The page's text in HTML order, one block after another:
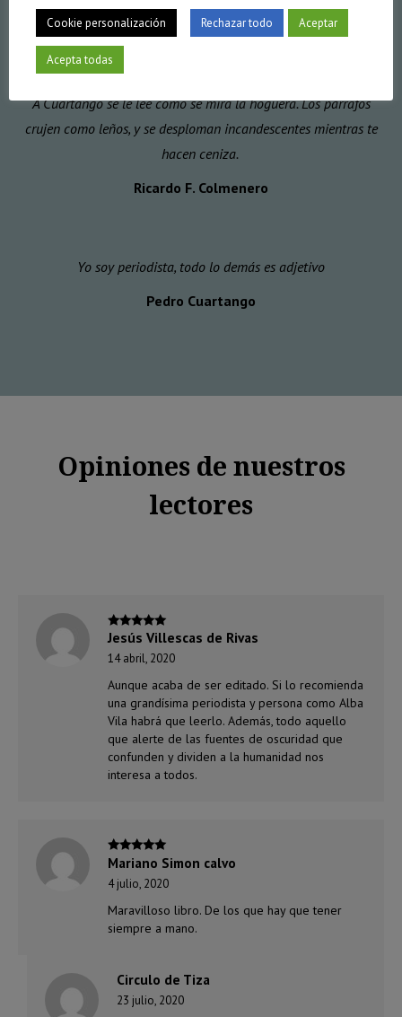
Antonio Lucas, El Mundo
A Cuartango se le lee como se mira la hoguera. Los párrafos
crujen como leños, y se desploman incandescentes mientras te
hacen ceniza.
Ricardo F. Colmenero
Yo soy periodista, todo lo demás es adjetivo
Pedro Cuartango
Opiniones de nuestros
lectores
Valorado
Jesús Villescas de Rivas
14 abril, 2020
Aunque acaba de ser editado. Si lo recomienda
una grandísima periodista y persona como Alba
Vila habrá que leerlo. Además, todo aquello
que alerte de las fuentes de oscuridad que
confunden y dividen a la humanidad nos
interesa a todos.
Valorado
Mariano Simon calvo
4 julio, 2020
Maravilloso libro. De los que hay que tener
siempre a mano.
Circulo de Tiza
23 julio, 2020
Cookie personalización Rechazar todo Aceptar
Acepta todas